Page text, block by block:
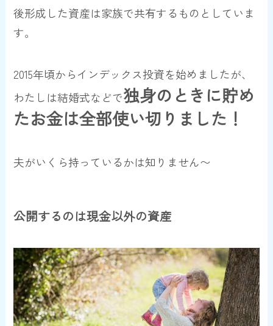
後形成した資産は家族で共有するものとしていま
す。
2015年頃からインデックス投資を始めましたが、
わたしは結婚式などで独身のときに貯め
たお金は全部使い切りました！
夫がいくら持っているかは知りません〜
公開するのは現金以外の資産